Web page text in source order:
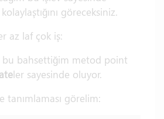
kolaylaştığını göreceksiniz.
az laf çok iş:
bu bahsettiğim metod point
ler sayesinde oluyor.
tanımlaması görelim: